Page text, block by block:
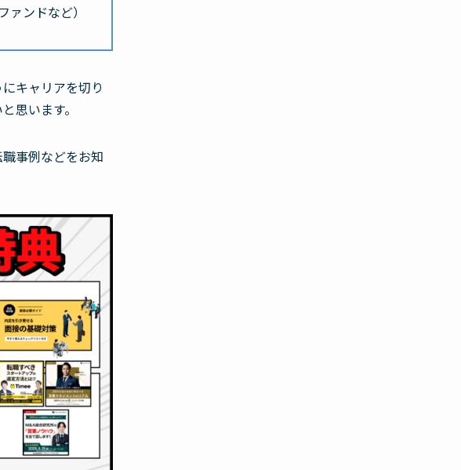
ンドなど）
キャリアを切り
思います。
事例などをお知